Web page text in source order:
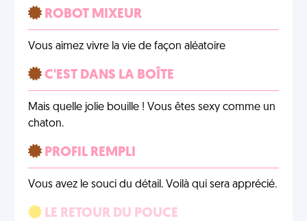
ROBOT MIXEUR
Vous aimez vivre la vie de façon aléatoire
C'EST DANS LA BOÎTE
Mais quelle jolie bouille ! Vous êtes sexy comme un
chaton.
PROFIL REMPLI
Vous avez le souci du détail. Voilà qui sera apprécié.
LE RETOUR DU POUCE